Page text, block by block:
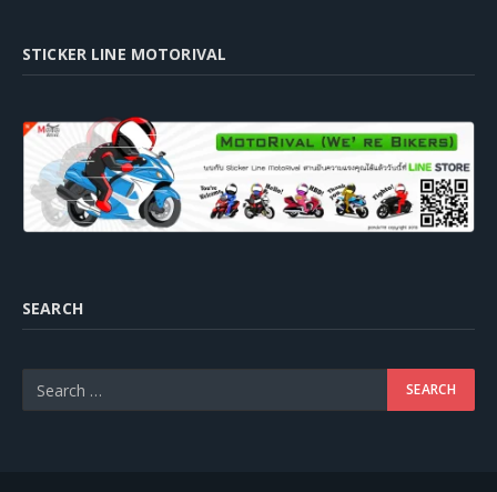
STICKER LINE MOTORIVAL
SEARCH